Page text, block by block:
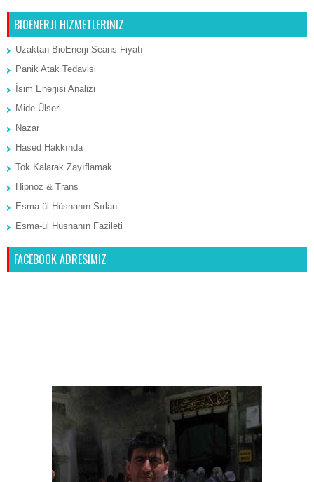
BIOENERJI HIZMETLERINIZ
Uzaktan BioEnerji Seans Fiyatı
Panik Atak Tedavisi
İsim Enerjisi Analizi
Mide Ülseri
Nazar
Hased Hakkında
Tok Kalarak Zayıflamak
Hipnoz & Trans
Esma-ül Hüsnanın Sırları
Esma-ül Hüsnanın Fazileti
FACEBOOK ADRESIMIZ